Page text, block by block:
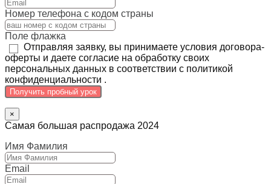
Номер телефона с кодом страны
Поле флажка
Отправляя заявку, вы принимаете условия договора-
оферты и даете согласие на обработку своих
персональных данных в соответствии с политикой
конфиденциальности .
Получить пробный урок
×
Самая большая распродажа 2024
Имя Фамилия
Email